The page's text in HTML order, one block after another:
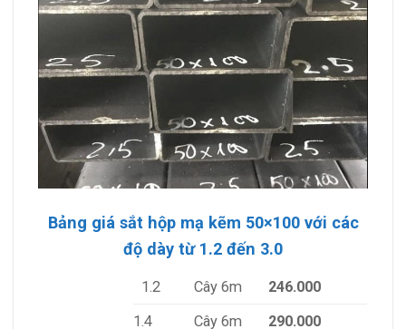
Bảng giá sắt hộp mạ kẽm 50×100 với các
độ dày từ 1.2 đến 3.0
1.2 Cây 6m
246.000
1.4
Cây 6m 290.000